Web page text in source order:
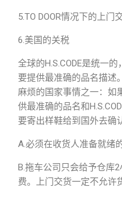
5.TO DOOR情况下的上门
6.美国的关税
全球的H.S.CODE是统一
要提供最准确的品名描述
麻烦的国家事情之一：如
供最准确的品名和
要寄出样鞋给到国外去确
A.必须在收货人准备就绪
B.拖车公司只会给予仓库
费。上门交货一定不允许